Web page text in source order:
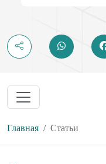
Главная Статьи